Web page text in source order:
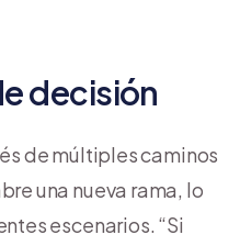
decisión
de múltiples caminos
una nueva rama, lo
escenarios. “Si